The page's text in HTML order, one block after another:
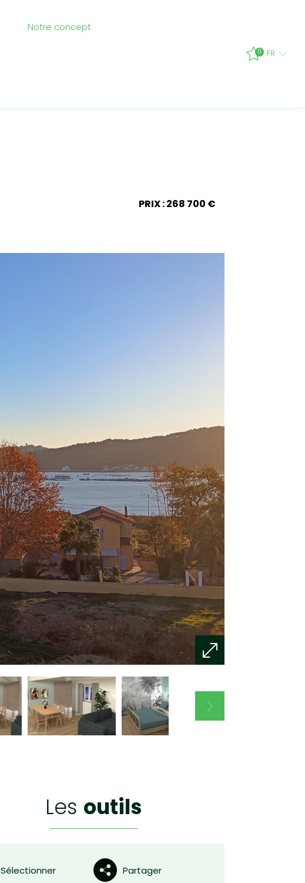
Notre concept
0 FR
PRIX : 268 700 €
les outils
Sélectionner Partager